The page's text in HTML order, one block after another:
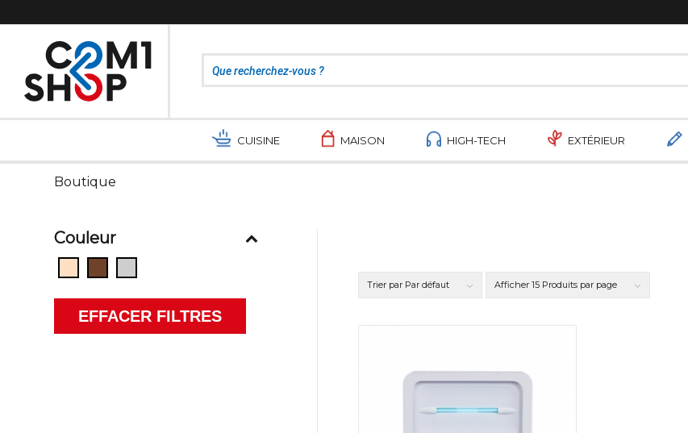
CUISINE MAISON HIGH-TECH EXTÉRIEUR
Boutique
Trier par Par défaut Afficher 15 Produits par page
Couleur
EFFACER FILTRES